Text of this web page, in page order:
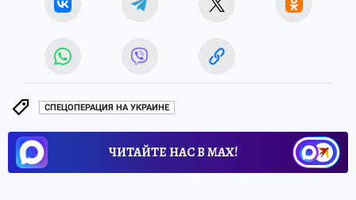
СПЕЦОПЕРАЦИЯ НА УКРАИНЕ
ЧИТАЙТЕ НАС В МАХ!